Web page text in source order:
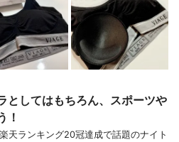
としてはもちろん、スポーツや
！
天ランキング20冠達成で話題のナイト